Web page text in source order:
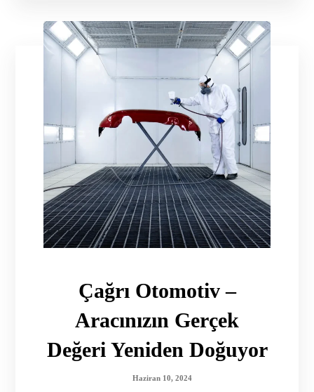
Çağrı Otomotiv –
Aracınızın Gerçek
Değeri Yeniden Doğuyor
Haziran 10, 2024